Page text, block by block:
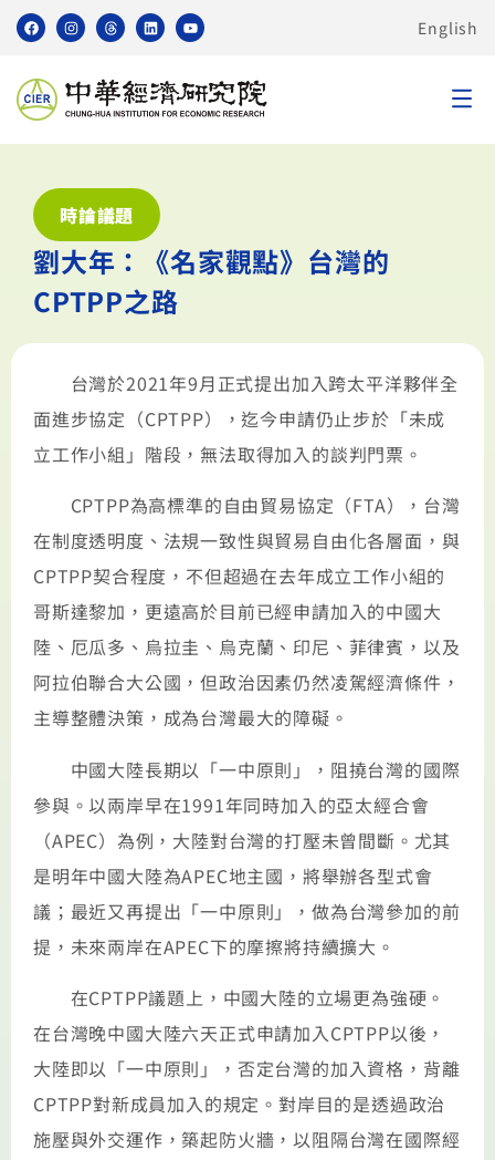
English
時論議題
劉大年：《名家觀點》台灣的
CPTPP之路
台灣於2021年9月正式提出加入跨太平洋夥伴全
面進步協定（CPTPP），迄今申請仍止步於「未成
立工作小組」階段，無法取得加入的談判門票。
CPTPP為高標準的自由貿易協定（FTA），台灣
在制度透明度、法規一致性與貿易自由化各層面，與
CPTPP契合程度，不但超過在去年成立工作小組的
哥斯達黎加，更遠高於目前已經申請加入的中國大
陸、厄瓜多、烏拉圭、烏克蘭、印尼、菲律賓，以及
阿拉伯聯合大公國，但政治因素仍然凌駕經濟條件，
主導整體決策，成為台灣最大的障礙。
中國大陸長期以「一中原則」，阻撓台灣的國際
參與。以兩岸早在1991年同時加入的亞太經合會
（APEC）為例，大陸對台灣的打壓未曾間斷。尤其
是明年中國大陸為APEC地主國，將舉辦各型式會
議；最近又再提出「一中原則」，做為台灣參加的前
提，未來兩岸在APEC下的摩擦將持續擴大。
在CPTPP議題上，中國大陸的立場更為強硬。
在台灣晚中國大陸六天正式申請加入CPTPP以後，
大陸即以「一中原則」，否定台灣的加入資格，背離
CPTPP對新成員加入的規定。對岸目的是透過政治
施壓與外交運作，築起防火牆，以阻隔台灣在國際經